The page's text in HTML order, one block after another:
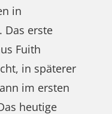
in
Das erste
Fuith
in späterer
im ersten
heutige